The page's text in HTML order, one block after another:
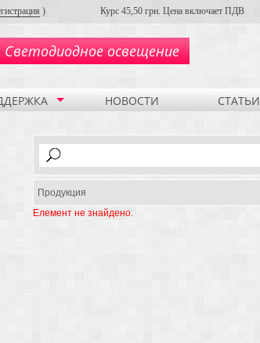
) Курс 45,50 грн. Цена включает ПДВ
Светодиодное освещение
НОВОСТИ СТАТЬИ
Продукция
Елемент не знайдено.